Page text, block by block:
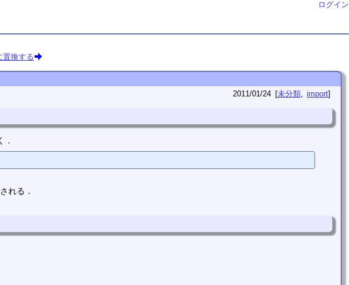
ログイン
置換する
2011/01/24 未分類 import
れる．